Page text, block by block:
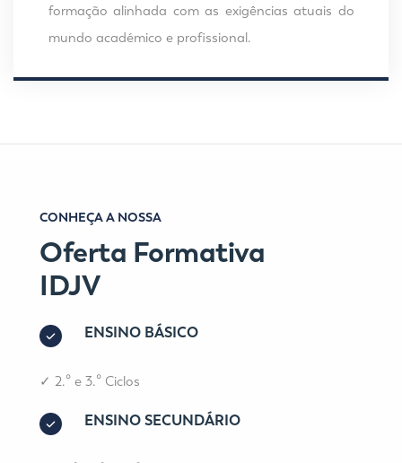
formação alinhada com as exigências atuais do
mundo académico e profissional.
CONHEÇA A NOSSA
Oferta Formativa
IDJV
ENSINO BÁSICO
✓ 2.º e 3.º Ciclos
ENSINO SECUNDÁRIO